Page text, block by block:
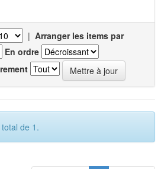
| Arranger les items par
En ordre
de 1.